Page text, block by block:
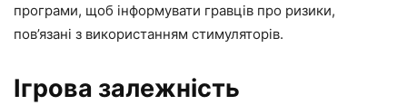
програми, щоб інформувати гравців про ризики,
пов’язані з використанням стимуляторів.
Ігрова залежність